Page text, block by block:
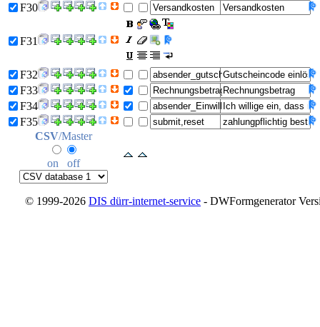
F30
F31
F32
F33
F34
F35
CSV/Master
on off
© 1999-2026 DIS dürr-internet-service - DWFormgenerator